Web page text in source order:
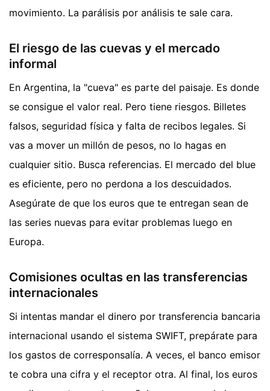
movimiento. La parálisis por análisis te sale cara.
El riesgo de las cuevas y el mercado
informal
En Argentina, la "cueva" es parte del paisaje. Es donde
se consigue el valor real. Pero tiene riesgos. Billetes
falsos, seguridad física y falta de recibos legales. Si
vas a mover un millón de pesos, no lo hagas en
cualquier sitio. Busca referencias. El mercado del blue
es eficiente, pero no perdona a los descuidados.
Asegúrate de que los euros que te entregan sean de
las series nuevas para evitar problemas luego en
Europa.
Comisiones ocultas en las transferencias
internacionales
Si intentas mandar el dinero por transferencia bancaria
internacional usando el sistema SWIFT, prepárate para
los gastos de corresponsalía. A veces, el banco emisor
te cobra una cifra y el receptor otra. Al final, los euros